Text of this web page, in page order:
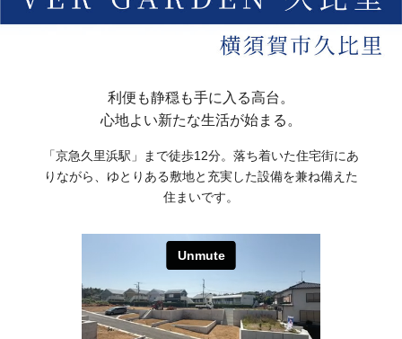
利便も静穏も手に入る高台。
心地よい新たな生活が始まる。
「京急久里浜駅」まで徒歩12分。落ち着いた住宅街にあ
りながら、ゆとりある敷地と充実した設備を兼ね備えた
住まいです。